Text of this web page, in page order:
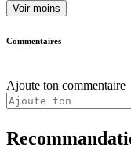
Voir moins
Commentaires
Ajoute ton commentaire